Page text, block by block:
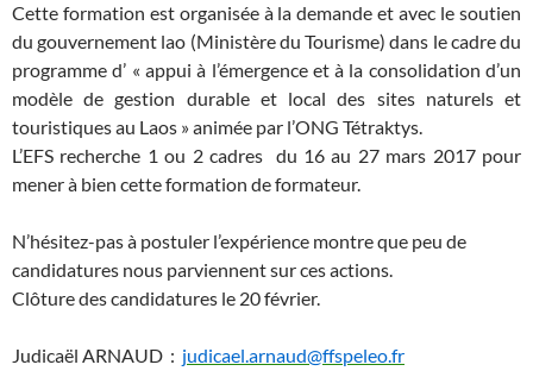
Cette formation est organisée à la demande et avec le soutien
du gouvernement lao (Ministère du Tourisme) dans le cadre du
programme d’ « appui à l’émergence et à la consolidation d’un
modèle de gestion durable et local des sites naturels et
touristiques au Laos » animée par l’ONG Tétraktys.
L’EFS recherche 1 ou 2 cadres du 16 au 27 mars 2017 pour
mener à bien cette formation de formateur.
N’hésitez-pas à postuler l’expérience montre que peu de
candidatures nous parviennent sur ces actions.
Clôture des candidatures le 20 février.
Judicaël ARNAUD : judicael.arnaud@ffspeleo.fr